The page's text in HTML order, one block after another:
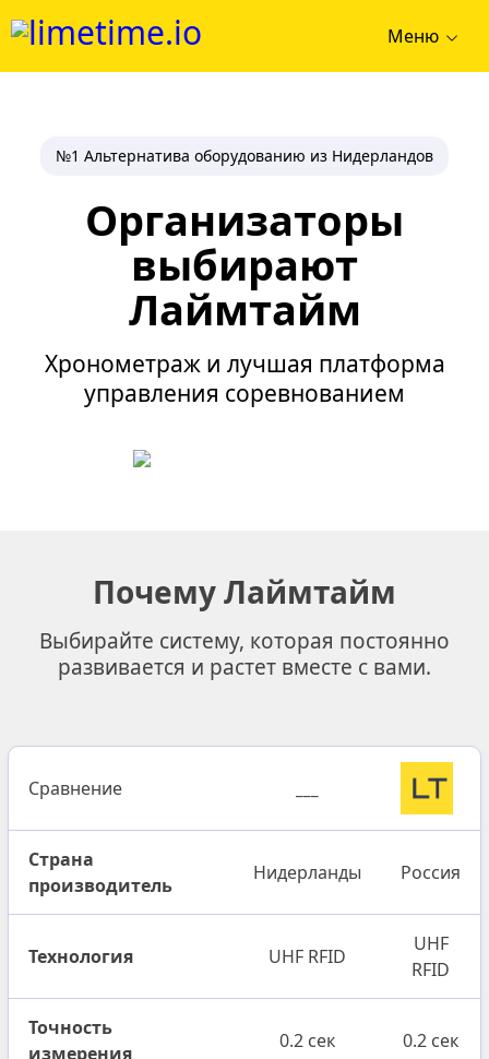
Меню
№1 Альтернатива оборудованию из Нидерландов
Организаторы
выбирают
Лаймтайм
Хронометраж и лучшая платформа
управления соревнованием
Почему Лаймтайм
Выбирайте систему, которая постоянно
развивается и растет вместе с вами.
Сравнение
Страна
производитель
Нидерланды Россия
Технология UHF RFID
UHF
RFID
Точность
измерения
0.2 сек 0.2 сек